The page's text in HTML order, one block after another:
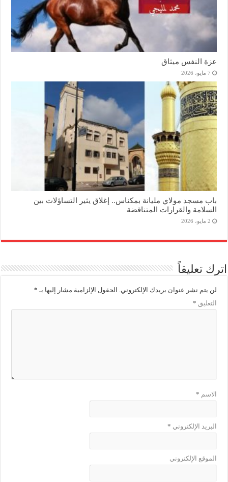
عزة النفس ميثاق
7 مايو، 2026
باب مسجد مولاي مليانة بمكناس.. إغلاق يثير التساؤلات بين
السلامة والقرارات المتناقضة
2 مايو، 2026
اترك تعليقاً
لن يتم نشر عنوان بريدك الإلكتروني. الحقول الإلزامية مشار إليها بـ *
التعليق *
الاسم *
البريد الإلكتروني *
الموقع الإلكتروني